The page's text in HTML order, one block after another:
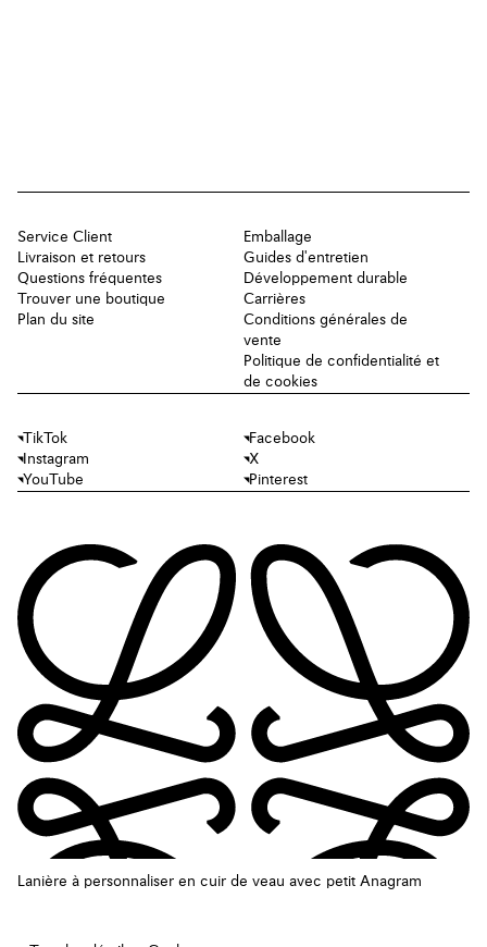
Lanière à personnaliser en cuir de veau avec petit Anagram
Service Client
Livraison et retours
Questions fréquentes
Trouver une boutique
Plan du site
Emballage
Guides d'entretien
Développement durable
Carrières
Conditions générales de
vente
Politique de confidentialité et
de cookies
TikTok
Facebook
Instagram
X
YouTube
Pinterest